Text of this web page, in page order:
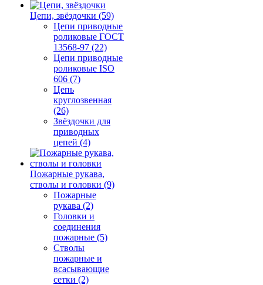
Цепи, звёздочки (59)
Цепи приводные
роликовые ГОСТ
13568-97 (22)
Цепи приводные
роликовые ISO
606 (7)
Цепь
круглозвенная
(26)
Звёздочки для
приводных
цепей (4)
Пожарные рукава,
стволы и головки (9)
Пожарные
рукава (2)
Головки и
соединения
пожарные (5)
Стволы
пожарные и
всасывающие
сетки (2)